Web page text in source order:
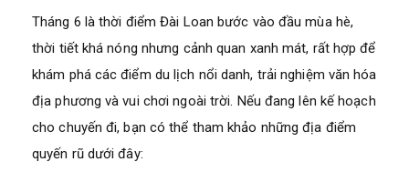
Tháng 6 là thời điểm Đài Loan bước vào đầu mùa hè,
thời tiết khá nóng nhưng cảnh quan xanh mát, rất hợp để
khám phá các điểm du lịch nổi danh, trải nghiệm văn hóa
địa phương và vui chơi ngoài trời. Nếu đang lên kế hoạch
cho chuyến đi, bạn có thể tham khảo những địa điểm
quyến rũ dưới đây: